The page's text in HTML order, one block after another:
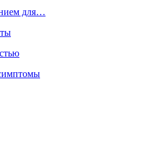
для…